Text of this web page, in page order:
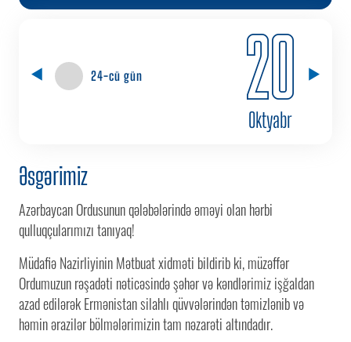
24-cü gün 20
Oktyabr
Əsgərimiz
Müdafiə Nazirliyinin Mətbuat xidməti bildirib ki, müzəffər
Ordumuzun rəşadəti nəticəsində şəhər və kəndlərimiz işğaldan
azad edilərək Ermənistan silahlı qüvvələrindən təmizlənib və
həmin ərazilər bölmələrimizin tam nəzarəti altındadır.
Azərbaycan Ordusunun qələbələrində əməyi olan hərbi
qulluqçularımızı tanıyaq!